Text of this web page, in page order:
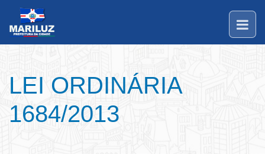
LEI ORDINÁRIA
1684/2013